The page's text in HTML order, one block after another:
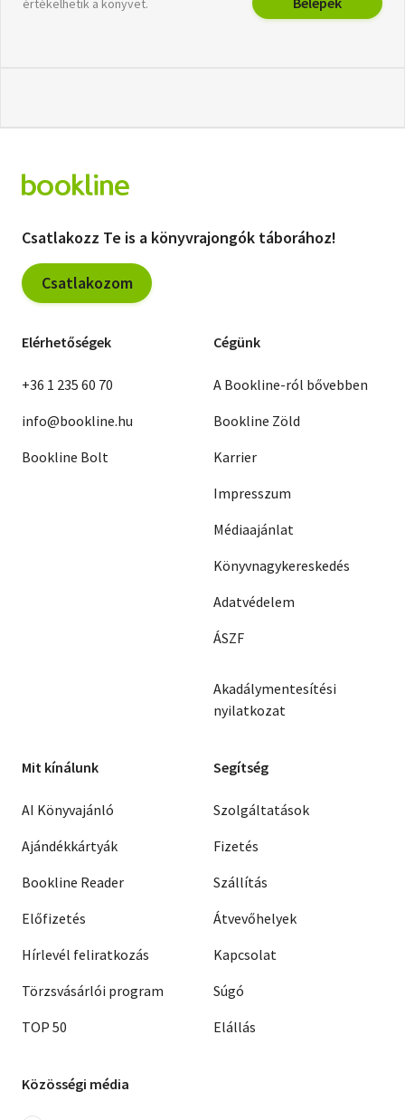
értékelhetik a könyvet.
Csatlakozz Te is a könyvrajongók táborához!
Csatlakozom
Elérhetőségek
+36 1 235 60 70
info@bookline.hu
Bookline Bolt
Cégünk
A Bookline-ról bővebben
Bookline Zöld
Karrier
Impresszum
Médiaajánlat
Könyvnagykereskedés
Adatvédelem
ÁSZF
Akadálymentesítési
nyilatkozat
Mit kínálunk
AI Könyvajánló
Ajándékkártyák
Bookline Reader
Előfizetés
Hírlevél feliratkozás
Törzsvásárlói program
TOP 50
Segítség
Szolgáltatások
Fizetés
Szállítás
Átvevőhelyek
Kapcsolat
Súgó
Elállás
Közösségi média